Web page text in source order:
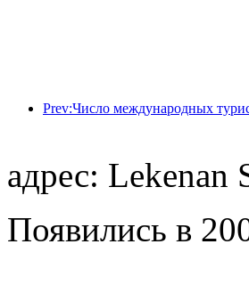
адрес: Lekenan
Появились в